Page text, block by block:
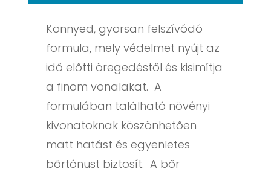
Könnyed, gyorsan felszívódó
formula, mely védelmet nyújt az
idő előtti öregedéstől és kisimítja
a finom vonalakat. A
formulában található növényi
kivonatoknak köszönhetően
matt hatást és egyenletes
bőrtónust biztosít. A bőr